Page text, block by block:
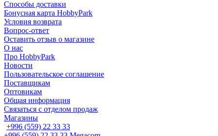
Способы доставки
Бонусная карта HobbyPark
Условия возврата
Вопрос-ответ
Оставить отзыв о магазине
О нас
Про HobbyPark
Новости
Пользовательское соглашение
Поставщикам
Оптовикам
Общая информация
Связаться с отделом продаж
Магазины
+996 (559) 22 33 33